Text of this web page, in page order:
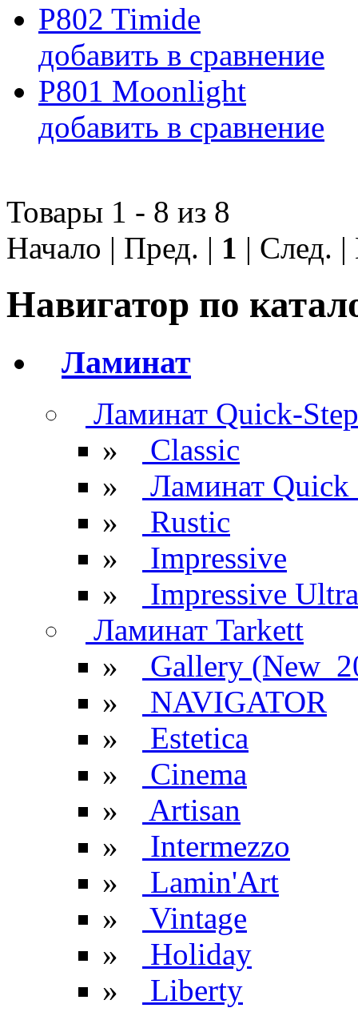
P802 Timide
добавить в сравнение
P801 Moonlight
добавить в сравнение
Товары 1 - 8 из 8
Начало | Пред. | 1 | След.
Навигатор по
Ламинат
Ламинат Quick-Step
»
Classic
»
Ламинат Quick
»
Rustic
»
Impressive
»
Impressive Ultra
Ламинат Tarkett
»
Gallery
»
NAVIGATOR
»
Estetica
»
Cinema
»
Artisan
»
Intermezzo
»
Lamin'Art
»
Vintage
»
Holiday
»
Liberty